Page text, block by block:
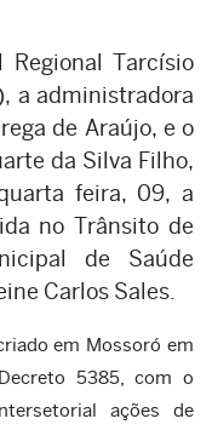
Regional Tarcísio
a administradora
de Araújo, e o
da Silva Filho,
feira, 09, a
no Trânsito de
de Saúde
Carlos Sales.
em Mossoró em
5385, com o
ações de